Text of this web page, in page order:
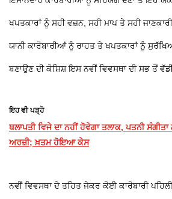
ਖਪਤਕਾਰਾਂ ਨੂੰ ਸਹੀ ਵਜ਼ਨ, ਸਹੀ ਮਾਪ ਤੇ ਸਹੀ
ਯਾਨੀ ਕਾਰੋਬਾਰੀਆਂ ਨੂੰ ਰਾਹਤ ਤੇ ਖਪਤਕਾਰਾਂ ਨੂੰ
ਬਣਾਉਣ ਦੀ ਕੋਸ਼ਿਸ਼ ਇਸ ਨਵੀਂ ਵਿਵਸਥਾ ਦੀ ਸਭ ਤੋਂ
ਇਹ ਵੀ ਪੜ੍ਹੋ
ਥਲਾਪਤੀ ਵਿਜੇ ਦਾ ਨਹੀਂ ਹੋਵੇਗਾ ਤਲਾਕ, ਪਤਨੀ
ਅਰਜ਼ੀ; ਖ਼ਤਮ ਹੋਇਆ ਕੇਸ
ਨਵੀਂ ਵਿਵਸਥਾ ਦੇ ਤਹਿਤ ਜੇਕਰ ਕੋਈ ਕਾਰੋਬਾਰੀ